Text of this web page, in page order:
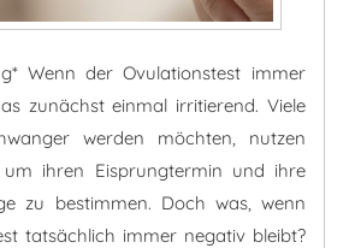
Wenn der Ovulationstest immer
zunächst einmal irritierend. Viele
werden möchten, nutzen
um ihren Eisprungtermin und ihre
zu bestimmen. Doch was, wenn
tatsächlich immer negativ bleibt?